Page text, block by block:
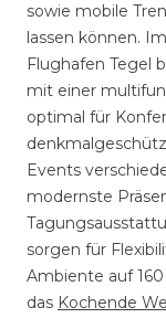
sowie mobile
lassen können.
Flughafen Tegel
mit einer
optimal für
Events
modernste
sorgen für
Ambiente auf
das Kochende